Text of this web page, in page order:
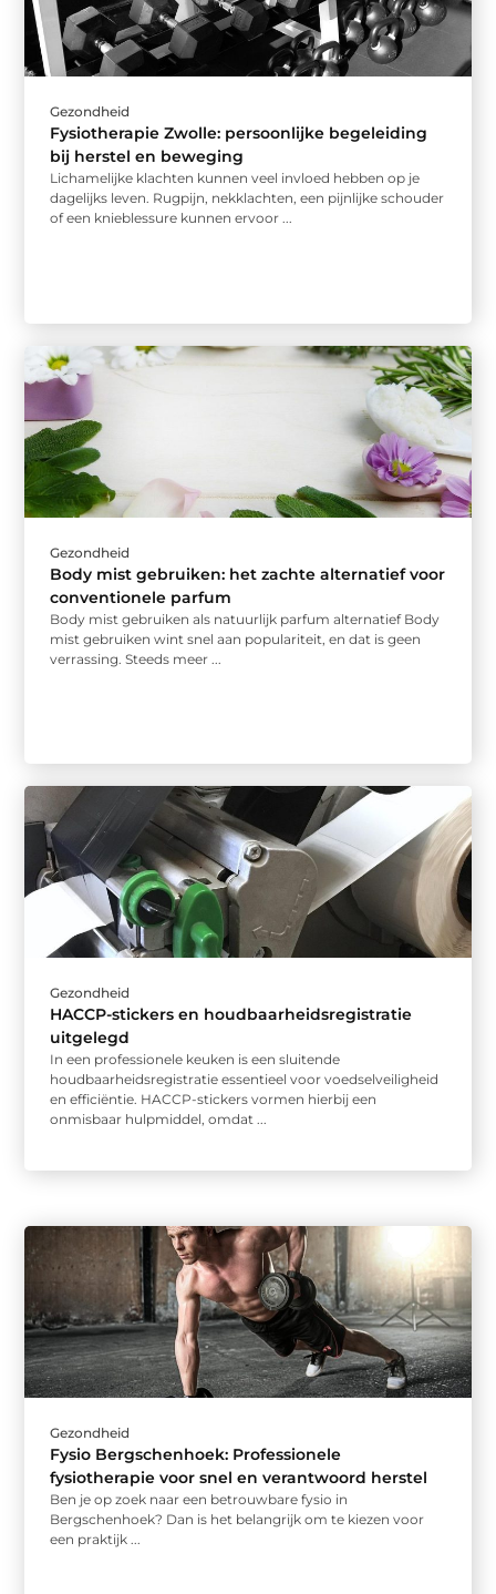
Gezondheid
Fysiotherapie Zwolle: persoonlijke begeleiding
bij herstel en beweging
Lichamelijke klachten kunnen veel invloed hebben op je
dagelijks leven. Rugpijn, nekklachten, een pijnlijke schouder
of een knieblessure kunnen ervoor ...
Gezondheid
Body mist gebruiken: het zachte alternatief voor
conventionele parfum
Body mist gebruiken als natuurlijk parfum alternatief Body
mist gebruiken wint snel aan populariteit, en dat is geen
verrassing. Steeds meer ...
Gezondheid
HACCP-stickers en houdbaarheidsregistratie
uitgelegd
In een professionele keuken is een sluitende
houdbaarheidsregistratie essentieel voor voedselveiligheid
en efficiëntie. HACCP-stickers vormen hierbij een
onmisbaar hulpmiddel, omdat ...
Gezondheid
Fysio Bergschenhoek: Professionele
fysiotherapie voor snel en verantwoord herstel
Ben je op zoek naar een betrouwbare fysio in
Bergschenhoek? Dan is het belangrijk om te kiezen voor
een praktijk ...